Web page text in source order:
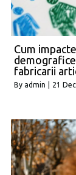
Cum
fabricarii
By admin 21